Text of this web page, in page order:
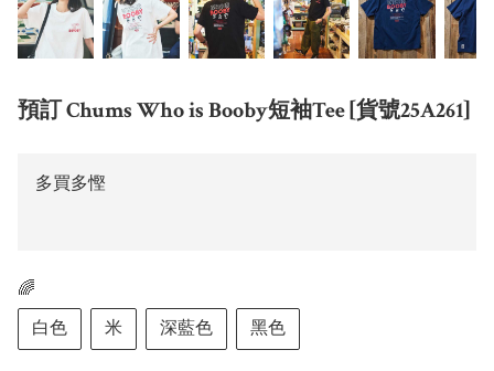
預訂 Chums Who is Booby短袖Tee [貨號25A261]
多買多慳
🌈
白色
米 深藍色 黑色